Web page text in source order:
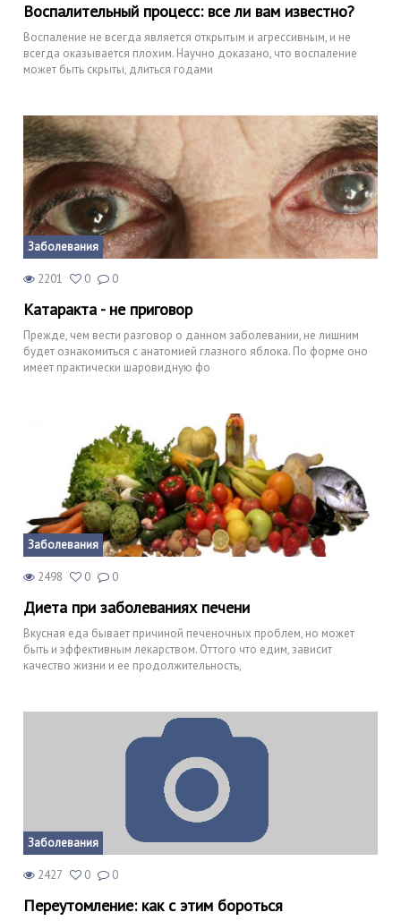
Воспалительный процесс: все ли вам известно?
Воспаление не всегда является открытым и агрессивным, и не
всегда оказывается плохим. Научно доказано, что воспаление
может быть скрыты, длиться годами
Заболевания
2201 0 0
Катаракта - не приговор
Прежде, чем вести разговор о данном заболевании, не лишним
будет ознакомиться с анатомией глазного яблока. По форме оно
имеет практически шаровидную фо
Заболевания
2498 0 0
Диета при заболеваниях печени
Вкусная еда бывает причиной печеночных проблем, но может
быть и эффективным лекарством. Оттого что едим, зависит
качество жизни и ее продолжительность,
Заболевания
2427 0 0
Переутомление: как с этим бороться